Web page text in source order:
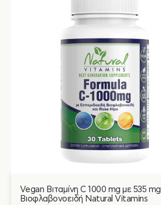
Vegan Βιταμίνη C 1000 mg με 535 mg
Bιοφλαβονοειδή Natural Vitamins